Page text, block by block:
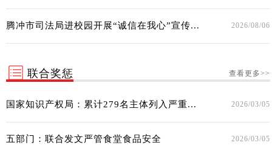
腾冲市司法局进校园开展“诚信在我心”宣传... 2026/08/06
联合奖惩 查看更多>>
国家知识产权局：累计279名主体列入严重... 2026/03/05
五部门：联合发文严管食堂食品安全 2026/03/05